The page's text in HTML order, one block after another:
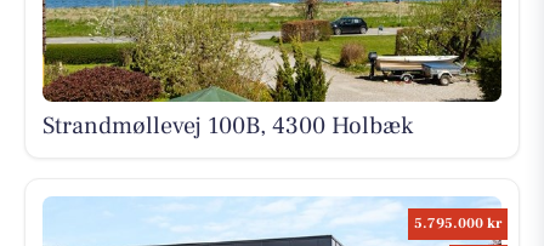
Strandmøllevej 100B, 4300 Holbæk
5.795.000 kr